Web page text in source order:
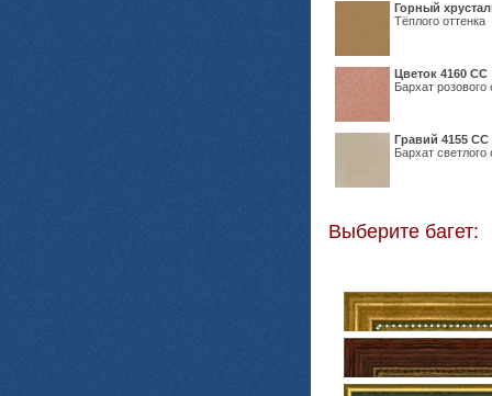
Горный
Тёплого оттенка
Цветок 4160 СС
Бархат розового
Гравий 4155 СС
Бархат светлого
Выберите багет: